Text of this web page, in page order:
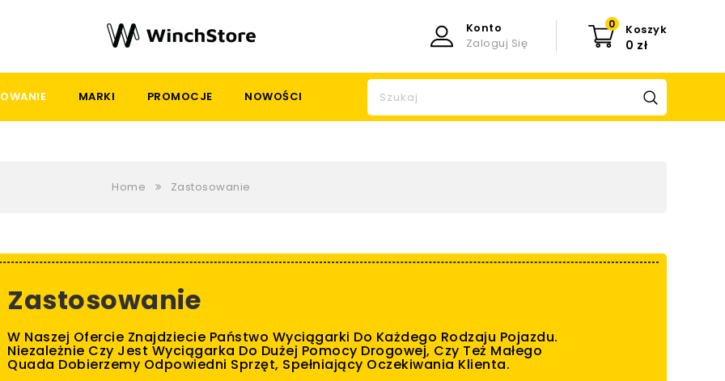
Koszyk
0
0 zł
Konto
Zaloguj Się
MARKI PROMOCJE NOWOŚCI
Home Zastosowanie
Zastosowanie
W Naszej Ofercie Znajdziecie Państwo Wyciągarki Do Każdego Rodzaju Pojazdu.
Niezależnie Czy Jest Wyciągarka Do Dużej Pomocy Drogowej, Czy Też Małego
Quada Dobierzemy Odpowiedni Sprzęt, Spełniający Oczekiwania Klienta.